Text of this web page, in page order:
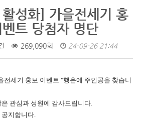
성화] 가을전세기 홍
트 당첨자 명단
269,090회 24-09-26 21:44
전세기 홍보 이벤트 "행운에 주인공을 찾습니
관심과 성원에 감사드립니다.
지합니다.